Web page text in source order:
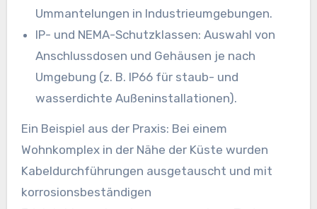
Ummantelungen in Industrieumgebungen.
IP- und NEMA-Schutzklassen: Auswahl von
Anschlussdosen und Gehäusen je nach
Umgebung (z. B. IP66 für staub- und
wasserdichte Außeninstallationen).
Ein Beispiel aus der Praxis: Bei einem
Wohnkomplex in der Nähe der Küste wurden
Kabeldurchführungen ausgetauscht und mit
korrosionsbeständigen